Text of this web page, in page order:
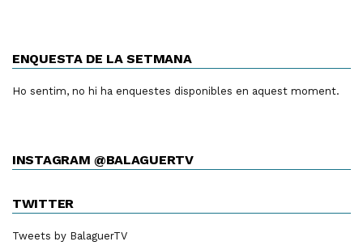
ENQUESTA DE LA SETMANA
Ho sentim, no hi ha enquestes disponibles en aquest moment.
INSTAGRAM @BALAGUERTV
TWITTER
Tweets by BalaguerTV